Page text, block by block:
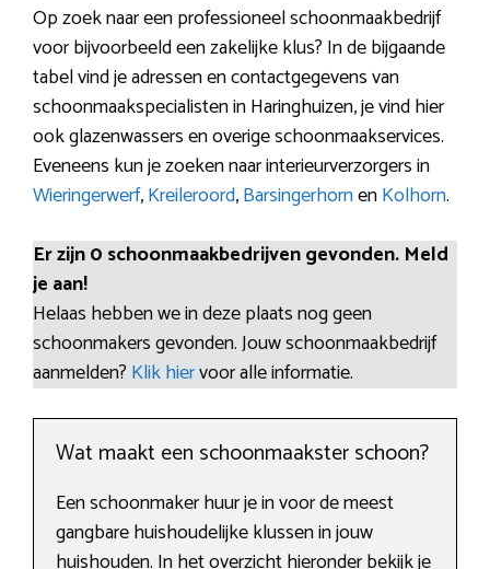
Op zoek naar een professioneel schoonmaakbedrijf
voor bijvoorbeeld een zakelijke klus? In de bijgaande
tabel vind je adressen en contactgegevens van
schoonmaakspecialisten in Haringhuizen, je vind hier
ook glazenwassers en overige schoonmaakservices.
Eveneens kun je zoeken naar interieurverzorgers in
Wieringerwerf,Kreileroord,BarsingerhornenKolhorn.
Er zijn 0 schoonmaakbedrijven gevonden. Meld
je aan!
Helaas hebben we in deze plaats nog geen
schoonmakers gevonden. Jouw schoonmaakbedrijf
aanmelden? Klik hiervoor alle informatie.
Wat maakt een schoonmaakster schoon?
Een schoonmaker huur je in voor de meest
gangbare huishoudelijke klussen in jouw
huishouden. In het overzicht hieronder bekijk je